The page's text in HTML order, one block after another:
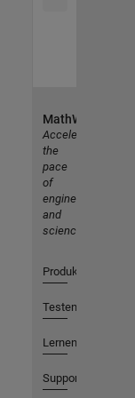
MathWorks
Accelerating
the
pace
of
engineering
and
science
Produkte
Testen oder Kaufen
Lernen
Support